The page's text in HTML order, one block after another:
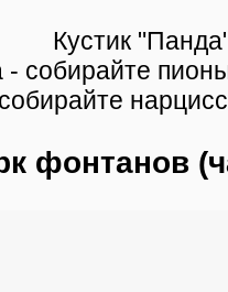
Кустик
собирайте
фонтанов